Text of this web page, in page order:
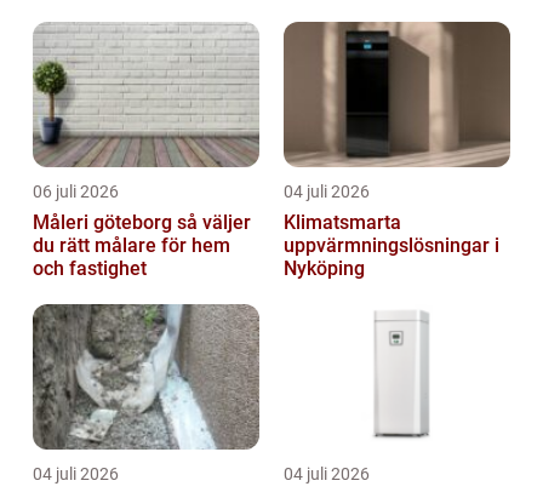
06 juli 2026
Måleri göteborg så väljer
du rätt målare för hem
och fastighet
04 juli 2026
Klimatsmarta
uppvärmningslösningar i
Nyköping
04 juli 2026 04 juli 2026